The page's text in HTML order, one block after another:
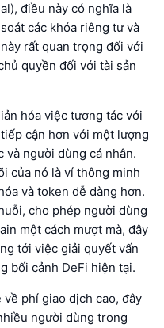
điều này có nghĩa là
các khóa riêng tư và
rất quan trọng đối với
quyền đối với tài sản
hóa việc tương tác với
cận hơn với một lượng
và người dùng cá nhân.
của nó là ví thông minh
và token dễ dàng hơn.
cho phép người dùng
một cách mượt mà, đây
tới việc giải quyết vấn
bối cảnh DeFi hiện tại.
phí giao dịch cao, đây
người dùng trong